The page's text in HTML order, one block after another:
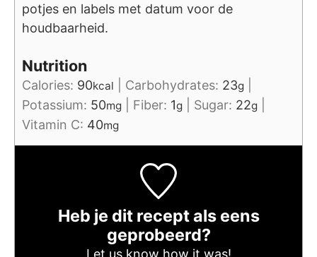
potjes en labels met datum voor de
houdbaarheid.
Nutrition
Calories: 90kcal Carbohydrates: 23g
Potassium: 50mg Fiber: 1g Sugar: 22g
Vitamin C: 40mg
Heb je dit recept als eens
geprobeerd?
Let us know how it was!